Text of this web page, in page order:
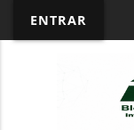
ENTRAR